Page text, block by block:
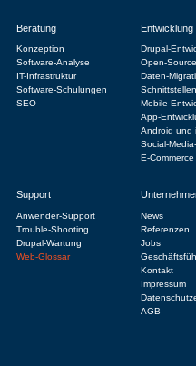
Beratung
Konzeption
Software-Analyse
IT-Infrastruktur
Software-Schulungen
SEO
Entwicklung
Drupal-
Open-
Daten-
Schnittstellen
Mobile
App-
Android und
Social-
E-Commerce
Support
Anwender-Support
Trouble-Shooting
Drupal-Wartung
Web-Glossar
News
Referenzen
Jobs
Kontakt
Impressum
AGB